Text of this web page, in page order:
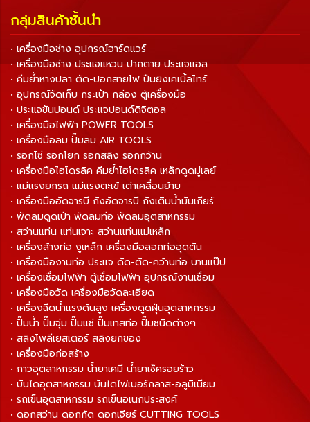
กลุ่มสินค้าชั้นนำ
• เครื่องมือช่าง อุปกรณ์ฮาร์ดแวร์
• เครื่องมือช่าง ประแจแหวน ปากตาย ประแจแอล
• คีมย้ำหางปลา ตัด-ปอกสายไฟ ปืนยิงเคเบิ้ลไทร์
• อุปกรณ์จัดเก็บ กระเป๋า กล่อง ตู้เครื่องมือ
• ประแจขันปอนด์ ประแจปอนด์ดิจิตอล
• เครื่องมือไฟฟ้า POWER TOOLS
• เครื่องมือลม ปั๊มลม AIR TOOLS
• รอกโซ่ รอกโยก รอกสลิง รอกกว้าน
• เครื่องมือไฮโดรลิค คีมย้ำไฮโดรลิค เหล็กดูดมู่เลย์
• แม่แรงยกรถ แม่แรงตะเข้ เต่าเคลื่อนย้าย
• เครื่องมืออัดจารบี ถังอัดจารบี ถังเติมน้ำมันเกียร์
• พัดลมดูดเป่า พัดลมท่อ พัดลมอุตสาหกรรม
• สว่านแท่น แท่นเจาะ สว่านแท่นแม่เหล็ก
• เครื่องล้างท่อ งูเหล็ก เครื่องมือลอกท่ออุดตัน
• เครื่องมืองานท่อ ประแจ ดัด-ตัด-คว้านท่อ บานแป๊ป
• เครื่องเชื่อมไฟฟ้า ตู้เชื่อมไฟฟ้า อุปกรณ์งานเชื่อม
• เครื่องมือวัด เครื่องมือวัดละเอียด
• เครื่องฉีดน้ำแรงดันสูง เครื่องดูดฝุ่นอุตสาหกรรม
• ปั๊มน้ำ ปั๊มจุ่ม ปั๊มแช่ ปั๊มเทสท่อ ปั๊มชนิดต่างๆ
• สลิงโพลีเยสเตอร์ สลิงยกของ
• เครื่องมือก่อสร้าง
• กาวอุตสาหกรรม น้ำยาเคมี น้ำยาเช็ครอยร้าว
• บันไดอุตสาหกรรม บันไดไฟเบอร์กลาส-อลูมิเนียม
• รถเข็นอุตสาหกรรม รถเข็นอเนกประสงค์
• ดอกสว่าน ดอกกัด ดอกเจียร์ CUTTING TOOLS